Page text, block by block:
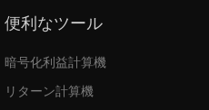
便利なツール
暗号化利益計算機
リターン計算機